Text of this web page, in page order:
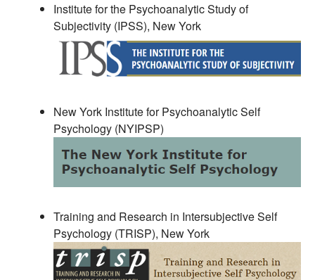
Institute for the Psychoanalytic Study of
Subjectivity (IPSS), New York
New York Institute for Psychoanalytic Self
Psychology (NYIPSP)
Training and Research in Intersubjective Self
Psychology (TRISP), New York